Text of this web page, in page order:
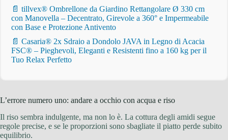
📄 tillvex® Ombrellone da Giardino Rettangolare Ø 330 cm
con Manovella – Decentrato, Girevole a 360° e Impermeabile
con Base e Protezione Antivento
📄 Casaria® 2x Sdraio a Dondolo JAVA in Legno di Acacia
FSC® – Pieghevoli, Eleganti e Resistenti fino a 160 kg per il
Tuo Relax Perfetto
L’errore numero uno: andare a occhio con acqua e riso
Il riso sembra indulgente, ma non lo è. La cottura degli amidi segue
regole precise, e se le proporzioni sono sbagliate il piatto perde subito
equilibrio.